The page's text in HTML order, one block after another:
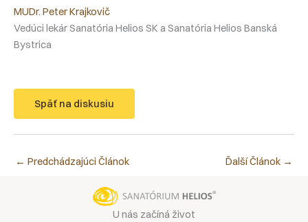
MUDr. Peter Krajkovič
Vedúci lekár Sanatória Helios SK a Sanatória Helios Banská
Bystrica
Späť na diskusiu
← Predchádzajúci Článok Ďalší Článok →
U nás začíná život